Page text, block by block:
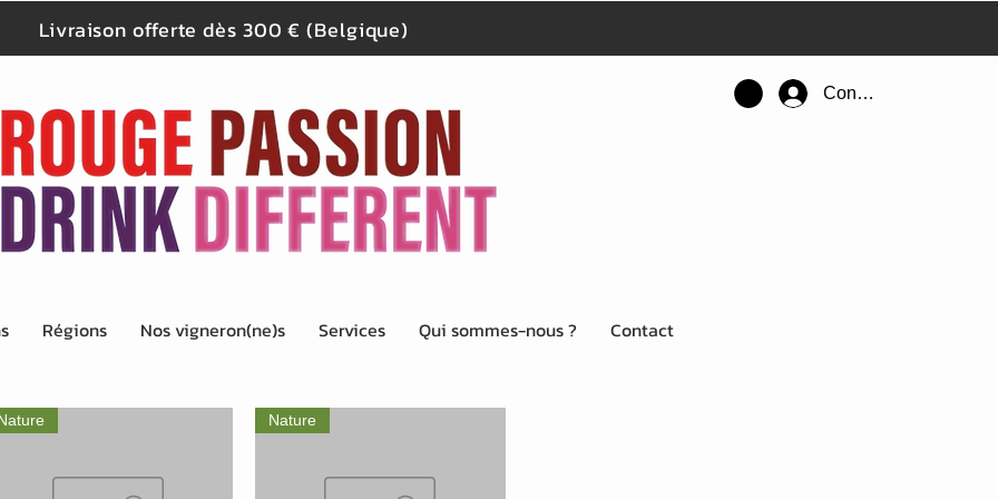
Livraison offerte dès 300 € (Belgique)
Connexion
Régions Nos vigneron(ne)s Services Qui sommes-nous ? Contact
Nature